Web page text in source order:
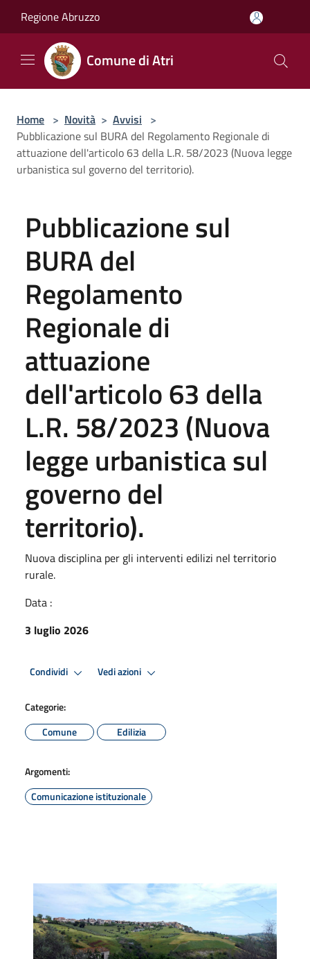
Regione Abruzzo
Comune di Atri
Home > Novità > Avvisi >
Pubblicazione sul BURA del Regolamento Regionale di
attuazione dell'articolo 63 della L.R. 58/2023 (Nuova legge
urbanistica sul governo del territorio).
Pubblicazione sul
BURA del
Regolamento
Regionale di
attuazione
dell'articolo 63 della
L.R. 58/2023 (Nuova
legge urbanistica sul
governo del
territorio).
Nuova disciplina per gli interventi edilizi nel territorio
rurale.
Data :
3 luglio 2026
Condividi Vedi azioni
Categorie:
Comune
Edilizia
Argomenti:
Comunicazione istituzionale